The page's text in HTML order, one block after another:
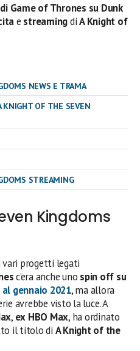
Game of Thrones su Dunk
e streamingdiA Knight of
NEWS E TRAMA
KNIGHT OF THE SEVEN
STREAMING
Kingdoms
vari progetti legati
c’era anche uno spin off su
gennaio 2021, ma allora
avrebbe visto la luce. A
, ex HBO Max, ha ordinato
il titolo di A Knight of the